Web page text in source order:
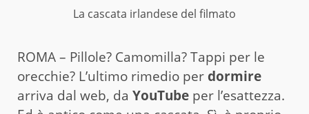
La cascata irlandese del filmato
ROMA – Pillole? Camomilla? Tappi per le
orecchie? L’ultimo rimedio per dormire
arriva dal web, da YouTube per l’esattezza.